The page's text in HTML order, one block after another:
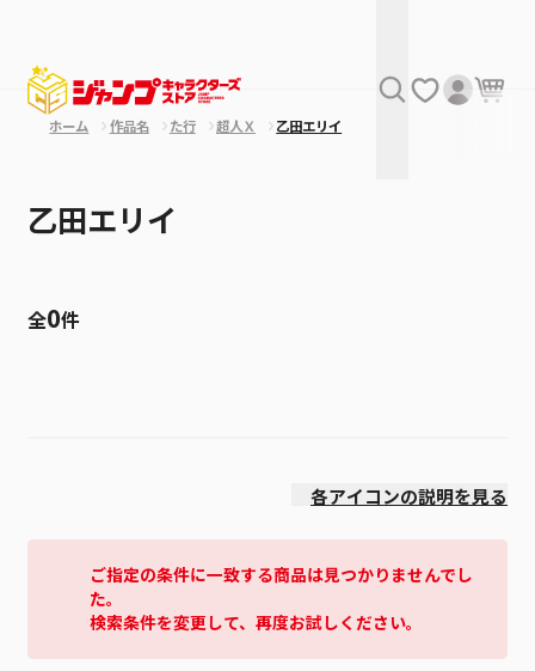
ホーム 作品名 た行 超人Ｘ 乙田エリイ
乙田エリイ
全0件
各アイコンの説明を見る
ご指定の条件に一致する商品は見つかりませんでし
た。
検索条件を変更して、再度お試しください。